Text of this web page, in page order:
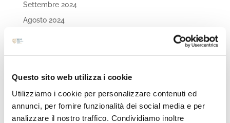
Questo sito web utilizza i cookie
Utilizziamo i cookie per personalizzare contenuti ed
annunci, per fornire funzionalità dei social media e per
analizzare il nostro traffico. Condividiamo inoltre
Settembre 2024
Agosto 2024
Marzo 2024
Febbraio 2024
Dicembre 2023